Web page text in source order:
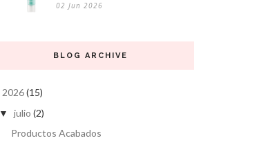
02 Jun 2026
BLOG ARCHIVE
2026(15)
▼ julio (2)
Productos Acabados